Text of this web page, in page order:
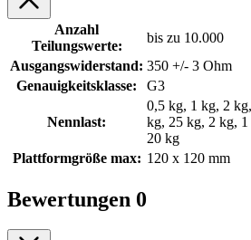
Anzahl
Teilungswerte:
bis zu 10.000
Ausgangswiderstand: 350 +/- 3 Ohm
Genauigkeitsklasse:
G3
Nennlast:
0,5 kg, 1 kg, 2
kg, 25 kg, 2 kg,
20 kg
Plattformgröße max: 120 x 120 mm
Bewertungen 0